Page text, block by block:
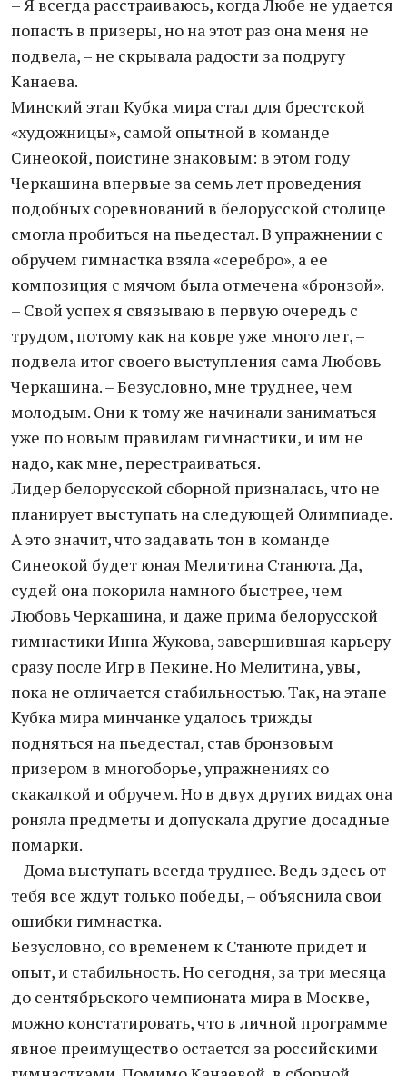
– Я всегда расстраиваюсь, когда Любе не удается
попасть в призеры, но на этот раз она меня не
подвела, – не скрывала радости за подругу
Канаева.
Минский этап Кубка мира стал для брестской
«художницы», самой опытной в команде
Синеокой, поистине знаковым: в этом году
Черкашина впервые за семь лет проведения
подобных соревнований в белорусской столице
смогла пробиться на пьедестал. В упражнении с
обручем гимнастка взяла «серебро», а ее
композиция с мячом была отмечена «бронзой».
– Свой успех я связываю в первую очередь с
трудом, потому как на ковре уже много лет, –
подвела итог своего выступления сама Любовь
Черкашина. – Безусловно, мне труднее, чем
молодым. Они к тому же начинали заниматься
уже по новым правилам гимнастики, и им не
надо, как мне, перестраиваться.
Лидер белорусской сборной призналась, что не
планирует выступать на следующей Олимпиаде.
А это значит, что задавать тон в команде
Синеокой будет юная Мелитина Станюта. Да,
судей она покорила намного быстрее, чем
Любовь Черкашина, и даже прима белорусской
гимнастики Инна Жукова, завершившая карьеру
сразу после Игр в Пекине. Но Мелитина, увы,
пока не отличается стабильностью. Так, на этапе
Кубка мира минчанке удалось трижды
подняться на пьедестал, став бронзовым
призером в многоборье, упражнениях со
скакалкой и обручем. Но в двух других видах она
роняла предметы и допускала другие досадные
помарки.
– Дома выступать всегда труднее. Ведь здесь от
тебя все ждут только победы, – объяснила свои
ошибки гимнастка.
Безусловно, со временем к Станюте придет и
опыт, и стабильность. Но сегодня, за три месяца
до сентябрьского чемпионата мира в Москве,
можно констатировать, что в личной программе
явное преимущество остается за российскими